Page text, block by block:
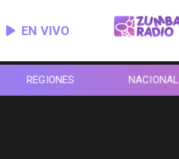
EN VIVO
REGIONES NACIONAL